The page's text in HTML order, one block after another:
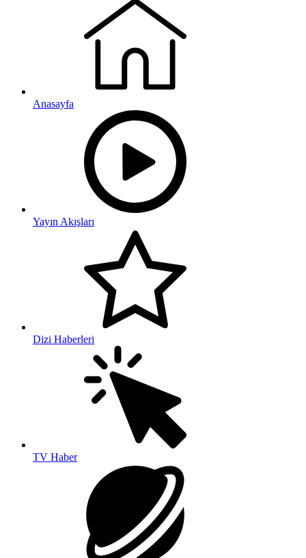
Anasayfa
Yayın Akışları
Dizi Haberleri
TV Haber